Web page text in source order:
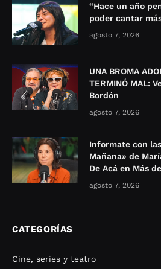
“Hace un año
poder cantar
agosto 7, 2026
UNA BROMA
TERMINÓ MAL:
Bordón
agosto 7, 2026
Informate con
Mañana» de
De Acá en Más
agosto 7, 2026
CATEGORÍAS
Cine, series y teatro